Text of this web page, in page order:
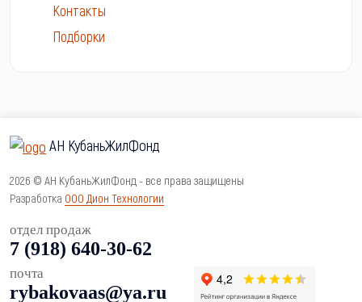
Контакты
Подборки
АН КубаньЖилФонд
2026 © АН КубаньЖилФонд - все права защищены
Разработка ООО Дион Технологии
отдел продаж
7 (918) 640-30-62
почта
rybakovaas@ya.ru